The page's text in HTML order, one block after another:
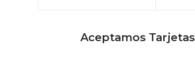
Aceptamos Tarjetas